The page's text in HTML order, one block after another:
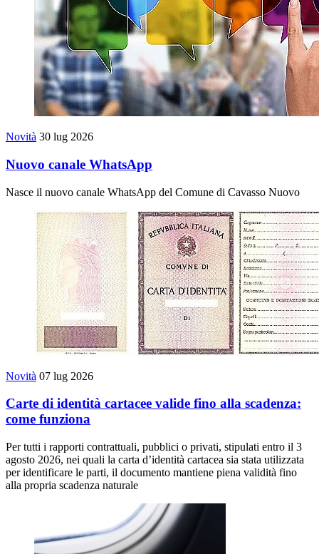
Novità 30 lug 2026
Nuovo canale WhatsApp
Nasce il nuovo canale WhatsApp del Comune di Cavasso Nuovo
Novità 07 lug 2026
Carte di identità cartacee valide fino alla scadenza:
come funziona
Per tutti i rapporti contrattuali, pubblici o privati, stipulati entro il 3
agosto 2026, nei quali la carta d’identità cartacea sia stata utilizzata
per identificare le parti, il documento mantiene piena validità fino
alla propria scadenza naturale